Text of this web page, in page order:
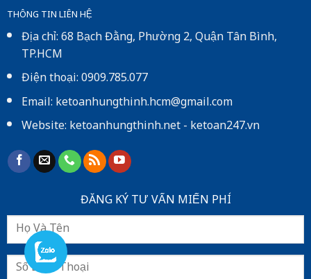
THÔNG TIN LIÊN HỆ
Địa chỉ: 68 Bạch Đằng, Phường 2, Quận Tân Bình,
TP.HCM
Điện thoại: 0909.785.077
Email: ketoanhungthinh.hcm@gmail.com
Website:ketoanhungthinh.net-ketoan247.vn
ĐĂNG KÝ TƯ VẤN MIẾN PHÍ